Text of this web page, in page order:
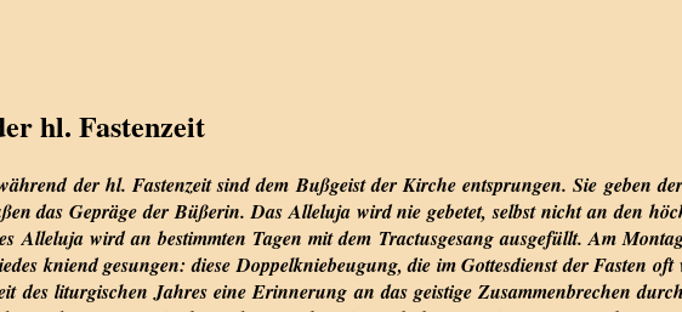
hl. Fastenzeit
der hl. Fastenzeit sind dem Bußgeist der Kirche entsprungen. Sie geben
das Gepräge der Büßerin. Das Alleluja wird nie gebetet, selbst nicht an den
Alleluja wird an bestimmten Tagen mit dem Tractusgesang ausgefüllt. Am
kniend gesungen: diese Doppelkniebeugung, die im Gottesdienst der Fasten
des liturgischen Jahres eine Erinnerung an das geistige Zusammenbrechen